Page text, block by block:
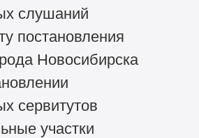
слушаний
постановления
Новосибирска
сервитутов
участки